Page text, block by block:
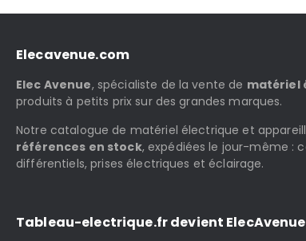
Elecavenue.com
Elec Avenue, spécialiste de la vente de matériel
produits à petits prix sur des grandes marques.
Notre catalogue de matériel électrique et
références en stock, expédiées le jour-même :
différentiels, prises électriques et éclairage.
Tableau-electrique.fr devient